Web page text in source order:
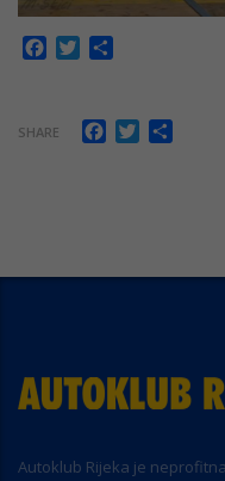
Facebook
Twitter
SHARE Facebook
Twitter
Autoklub Rijeka je